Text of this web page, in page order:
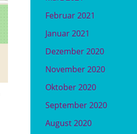
Februar 2021
Januar 2021
Dezember 2020
November 2020
Oktober 2020
September 2020
August 2020